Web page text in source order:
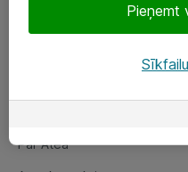
Par Atea
Par Atea
Pieņemt